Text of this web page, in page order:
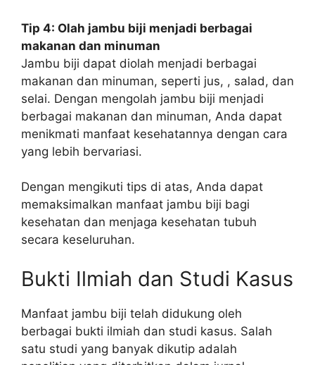
Tip 4: Olah jambu biji menjadi berbagai
makanan dan minuman
Jambu biji dapat diolah menjadi berbagai
makanan dan minuman, seperti jus, , salad, dan
selai. Dengan mengolah jambu biji menjadi
berbagai makanan dan minuman, Anda dapat
menikmati manfaat kesehatannya dengan cara
yang lebih bervariasi.
Dengan mengikuti tips di atas, Anda dapat
memaksimalkan manfaat jambu biji bagi
kesehatan dan menjaga kesehatan tubuh
secara keseluruhan.
Bukti Ilmiah dan Studi Kasus
Manfaat jambu biji telah didukung oleh
berbagai bukti ilmiah dan studi kasus. Salah
satu studi yang banyak dikutip adalah